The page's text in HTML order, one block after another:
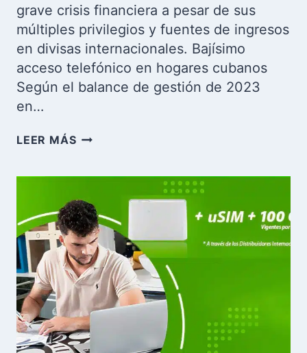
grave crisis financiera a pesar de sus
múltiples privilegios y fuentes de ingresos
en divisas internacionales. Bajísimo
acceso telefónico en hogares cubanos
Según el balance de gestión de 2023
en…
LEER MÁSETECSA
PESE
A
GANANCIAS
POR
RECARGAS
DESDE
EL
EXTERIOR